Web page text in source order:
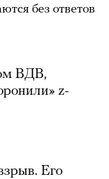
без ответов
ВДВ,
z-
Его